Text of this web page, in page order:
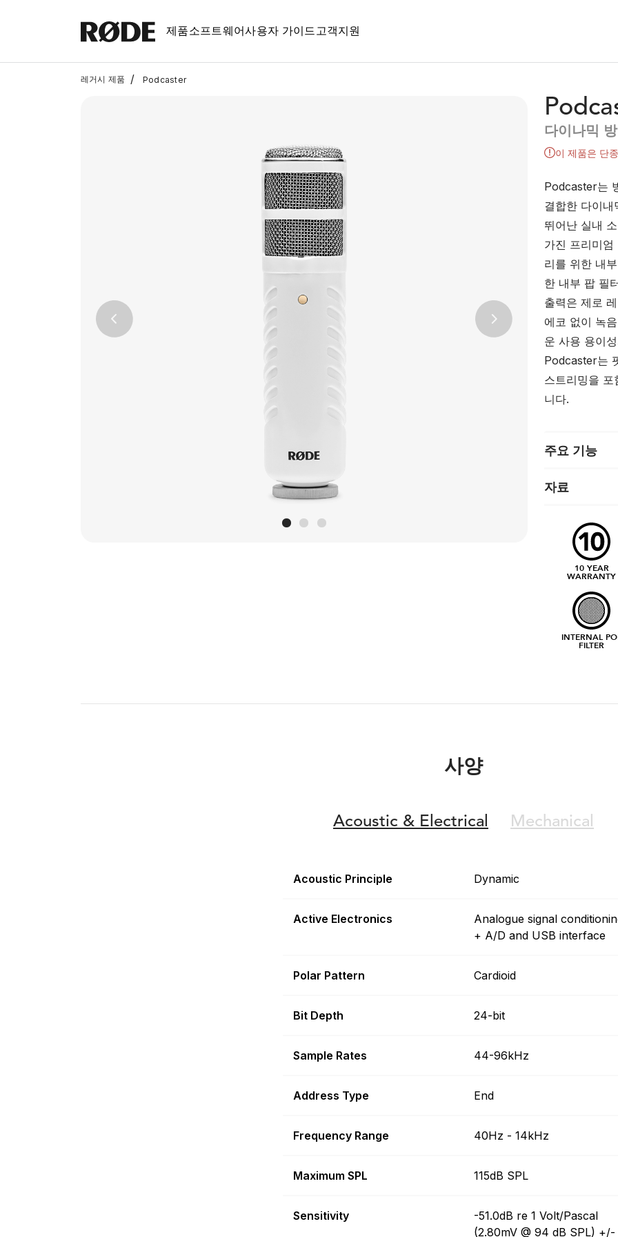
제품소프트웨어사용자 가이드고객지원
레거시 제품 / Podcaster
Previous Next
다이나믹
이 제품은 단
Podcaster는
결합한 다이
뛰어난 실내
가진 프리미
리를 위한 내
한 내부 팝 필
출력은 제로
에코 없이 녹
운 사용 용이
Podcaster는
스트리밍을
니다.
주요 기능
자료
10 YEAR
WARRANTY
INTERNAL
FILTER
사양
Acoustic & Electrical Mechanical
Acoustic Principle Dynamic
Active Electronics
Analogue signal
+ A/D and USB interface
Polar Pattern Cardioid
Bit Depth 24-bit
Sample Rates 44-96kHz
Address Type End
Frequency Range 40Hz - 14kHz
Maximum SPL 115dB SPL
Sensitivity
-51.0dB re 1 Volt/Pascal
(2.80mV @ 94 dB SPL) +/-